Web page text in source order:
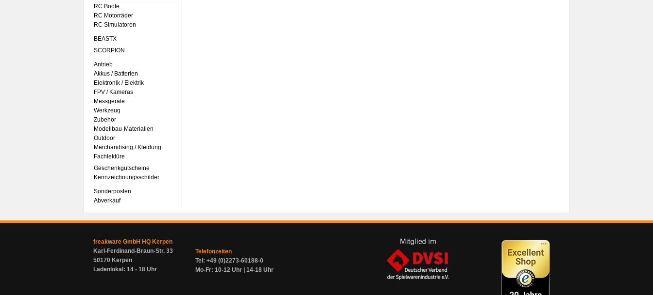
RC Boote
RC Motorräder
RC Simulatoren
BEASTX
SCORPION
Antrieb
Akkus / Batterien
Elektronik / Elektrik
FPV / Kameras
Messgeräte
Werkzeug
Zubehör
Modellbau-Materialien
Outdoor
Merchandising / Kleidung
Fachlektüre
Geschenkgutscheine
Kennzeichnungsschilder
Sonderposten
Abverkauf
freakware GmbH HQ Kerpen
Karl-Ferdinand-Braun-Str. 33
50170 Kerpen
Ladenlokal: 14 - 18 Uhr
Telefonzeiten
Tel: +49 (0)2273-60188-0
Mo-Fr: 10-12 Uhr | 14-18 Uhr